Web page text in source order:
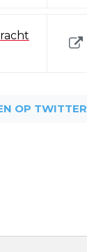
OP TWITTER